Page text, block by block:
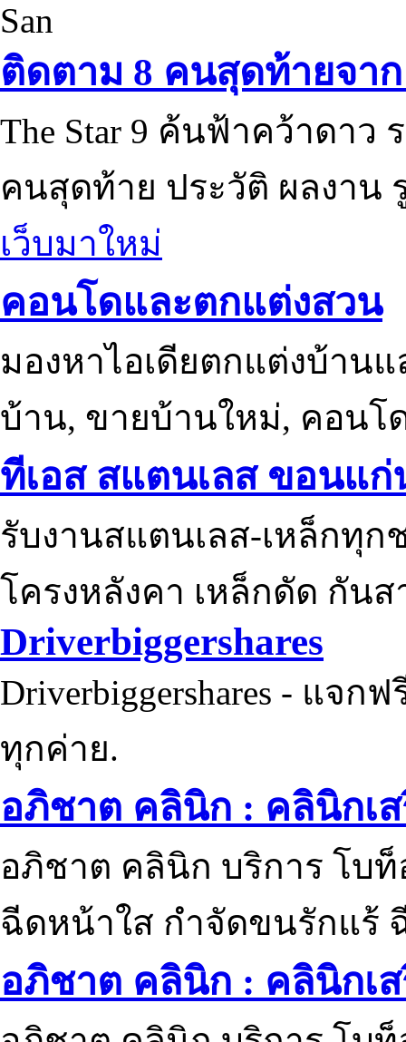
San
ติดตาม 8 คนสุดท้ายจาก
The Star 9 ค้นฟ้าคว้าดาว
คนสุดท้าย ประวัติ ผลงาน
เว็บมาใหม่
คอนโดและตกแต่งสวน
มองหาไอเดียตกแต่งบ้าน
บ้าน, ขายบ้านใหม่, คอนโ
ทีเอส สแตนเลส ขอนแก่
รับงานสแตนเลส-เหล็กทุ
โครงหลังคา เหล็กดัด กัน
Driverbiggershares
Driverbiggershares - แจก
ทุกค่าย.
อภิชาต คลินิก : คลินิกเ
อภิชาต คลินิก บริการ โบ
ฉีดหน้าใส กำจัดขนรักแร้
อภิชาต คลินิก : คลินิกเ